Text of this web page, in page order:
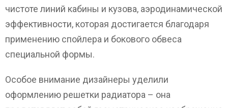
чистоте линий кабины и кузова, аэродинамической
эффективности, которая достигается благодаря
применению спойлера и бокового обвеса
специальной формы.
Особое внимание дизайнеры уделили
оформлению решетки радиатора – она